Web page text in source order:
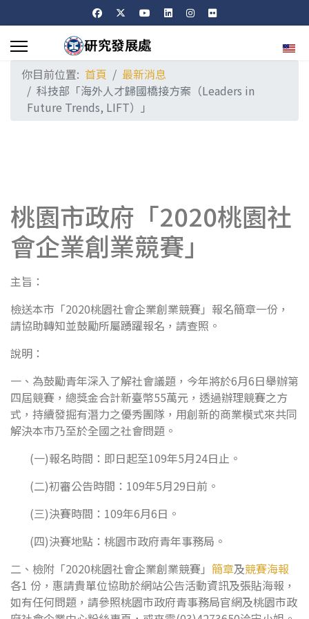
選擇
你目前位置: 首頁
最新消息
科技部「海外人才歸國橋接方案（Leaders in
Future Trends, LIFT）」
桃園市政府「2020桃園社
會企業創業競賽」
主旨：
檢送本市「2020桃園社會企業創業競賽」報名簡章一份，
請協助轉知並鼓勵所屬踴躍報名，請查照。
說明：
一、為鼓勵青年深入了解社會議題，今年將於6月6日舉辦第
四屆競賽，總獎金合計新臺幣55萬元，透過辦理競賽之方
式，持續發掘有潛力之優秀團隊，用創新的商業模式來共同
解決本市乃至於全國之社會問題。
(一)報名時間：即日起至109年5月24日止。
(二)初審公告時間：109年5月29日前。
(三)決賽時間：109年6月6日。
(四)決賽地點：桃園市政府青年事務局。
二、檢附「2020桃園社會企業創業競賽」 簡章及競賽海報
各1 份，惠請貴單位協助於網站公告活動資訊及張貼海報，
如有任何問題，請參照桃園市政府青事務局官網及桃園市政